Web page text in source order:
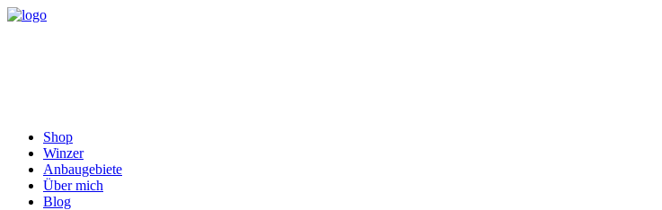
Shop
Winzer
Anbaugebiete
Über mich
Blog